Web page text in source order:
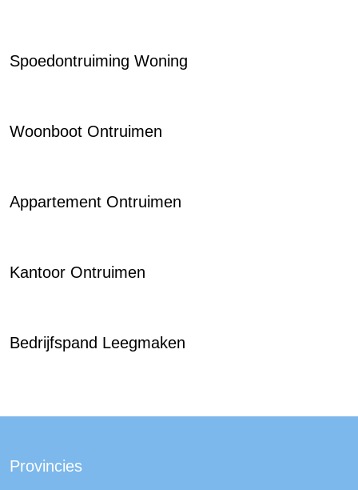
Spoedontruiming Woning
Woonboot Ontruimen
Appartement Ontruimen
Kantoor Ontruimen
Bedrijfspand Leegmaken
Provincies